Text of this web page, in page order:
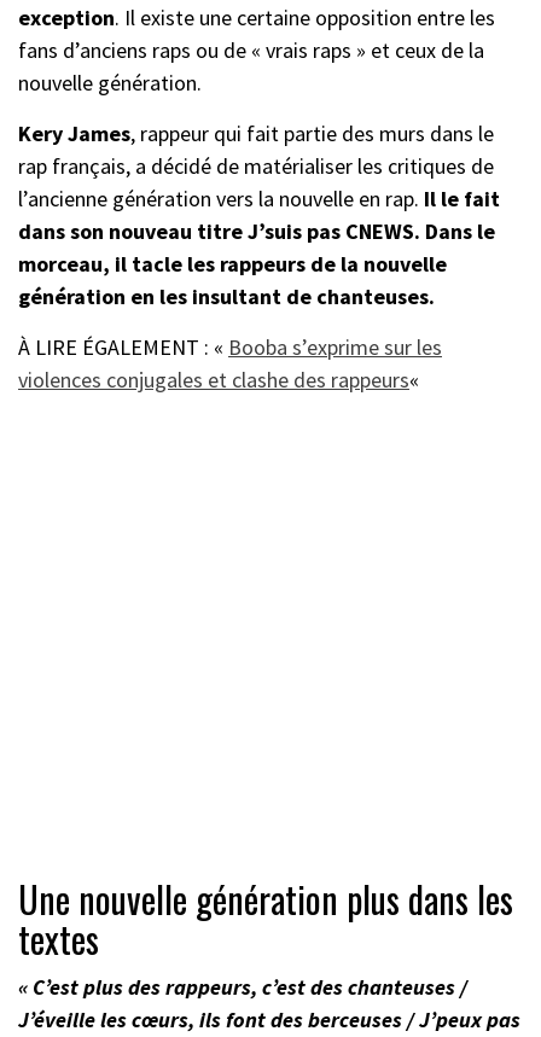
exception. Il existe une certaine opposition entre les
fans d’anciens raps ou de « vrais raps » et ceux de la
nouvelle génération.
Kery James, rappeur qui fait partie des murs dans le
rap français, a décidé de matérialiser les critiques de
l’ancienne génération vers la nouvelle en rap. Il le fait
dans son nouveau titre J’suis pas CNEWS. Dans le
morceau, il tacle les rappeurs de la nouvelle
génération en les insultant de chanteuses.
À LIRE ÉGALEMENT : « Booba s’exprime sur les
violences conjugales et clashe des rappeurs«
Une nouvelle génération plus dans les
textes
« C’est plus des rappeurs, c’est des chanteuses /
J’éveille les cœurs, ils font des berceuses / J’peux pas